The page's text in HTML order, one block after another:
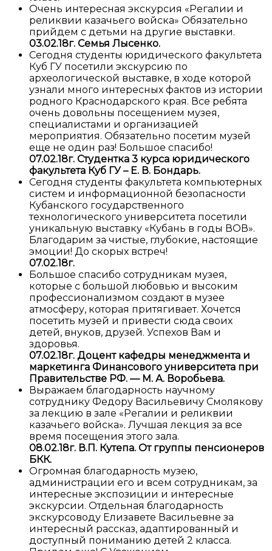
Очень интересная экскурсия «Регалии и
реликвии казачьего войска» Обязательно
прийдем с детьми на другие выставки.
03.02.18г. Семья Лысенко.
Сегодня студенты юридического факультета
Куб ГУ посетили экскурсию по
археологической выставке, в ходе которой
узнали много интересных фактов из истории
родного Краснодарского края. Все ребята
очень довольны посещением музея,
специалистами и организацией
мероприятия. Обязательно посетим музей
еще не один раз! Большое спасибо!
07.02.18г. Студентка 3 курса юридического
факультета Куб ГУ – Е. В. Бондарь.
Сегодня студенты факультета компьютерных
систем и информационной безопасности
Кубанского государственного
технологического университета посетили
уникальную выставку «Кубань в годы ВОВ».
Благодарим за чистые, глубокие, настоящие
эмоции! До скорых встреч!
07.02.18г.
Большое спасибо сотрудникам музея,
которые с большой любовью и высоким
профессионализмом создают в музее
атмосферу, которая притягивает. Хочется
посетить музей и привести сюда своих
детей, внуков, друзей. Успехов Вам и
здоровья.
07.02.18г. Доцент кафедры менеджмента и
маркетинга Финансового университета при
Правительстве РФ. — М. А. Воробьева.
Выражаем благодарность научному
сотруднику Федору Васильевичу Смолякову
за лекцию в зале «Регалии и реликвии
казачьего войска». Лучшая лекция за все
время посещения этого зала.
08.02.18г. В.П. Кутепа. От группы пенсионеров
БКК.
Огромная благодарность музею,
администрации его и всем сотрудникам, за
интересные экспозиции и интересные
экскурсии. Отдельная благодарность
экскурсоводу Елизавете Васильевне за
интересный рассказ, адаптированный и
доступный пониманию детей 2 класса.